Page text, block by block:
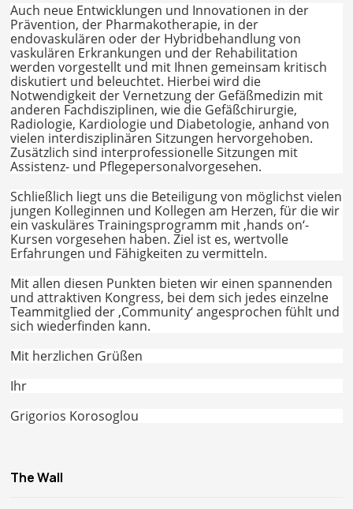
Auch neue Entwicklungen und Innovationen in der
Prävention, der Pharmakotherapie, in der
endovaskulären oder der Hybridbehandlung von
vaskulären Erkrankungen und der Rehabilitation
werden vorgestellt und mit Ihnen gemeinsam kritisch
diskutiert und beleuchtet. Hierbei wird die
Notwendigkeit der Vernetzung der Gefäßmedizin mit
anderen Fachdisziplinen, wie die Gefäßchirurgie,
Radiologie, Kardiologie und Diabetologie, anhand von
vielen interdisziplinären Sitzungen hervorgehoben.
Zusätzlich sind interprofessionelle Sitzungen mit
Assistenz- und Pflegepersonalvorgesehen.
Schließlich liegt uns die Beteiligung von möglichst vielen
jungen Kolleginnen und Kollegen am Herzen, für die wir
ein vaskuläres Trainingsprogramm mit ‚hands on‘-
Kursen vorgesehen haben. Ziel ist es, wertvolle
Erfahrungen und Fähigkeiten zu vermitteln.
Mit allen diesen Punkten bieten wir einen spannenden
und attraktiven Kongress, bei dem sich jedes einzelne
Teammitglied der ‚Community‘ angesprochen fühlt und
sich wiederfinden kann.
Mit herzlichen Grüßen
Ihr
Grigorios Korosoglou
The Wall